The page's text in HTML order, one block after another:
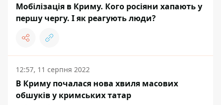
Мобілізація в Криму. Кого росіяни хапають у
першу чергу. І як реагують люди?
12:57, 11 серпня 2022
В Криму почалася нова хвиля масових
обшуків у кримських татар